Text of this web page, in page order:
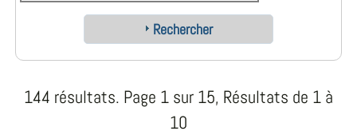
Rechercher
144 résultats. Page 1 sur 15, Résultats de 1 à
10